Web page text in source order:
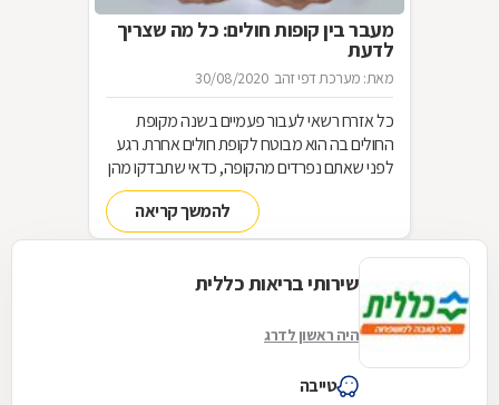
מעבר בין קופות חולים: כל מה שצריך
לדעת
מאת: מערכת דפי זהב 30/08/2020
כל אזרח רשאי לעבור פעמיים בשנה מקופת
החולים בה הוא מבוטח לקופת חולים אחרת. רגע
לפני שאתם נפרדים מהקופה, כדאי שתבדקו מהן
הזכויות המגיעות לכם והאם המעבר אכן משתלם
להמשך קריאה
שירותי בריאות כללית
היה ראשון לדרג
טייבה